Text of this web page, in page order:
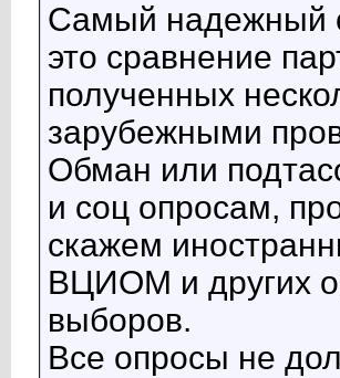
Самый надежный
это сравнение
полученных
зарубежными
Обман или
и соц опросам,
скажем
ВЦИОМ и других
выборов.
Все опросы не